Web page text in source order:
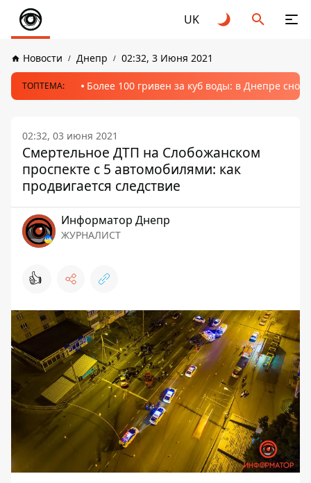
UK
Новости Днепр 02:32, 3 Июня 2021
ТОПТЕМА: Более 100 гривен за куб воды: в Днепре
02:32, 03 июня 2021
Смертельное ДТП на Слобожанском
проспекте с 5 автомобилями: как
продвигается следствие
Информатор Днепр
ЖУРНАЛИСТ
👍